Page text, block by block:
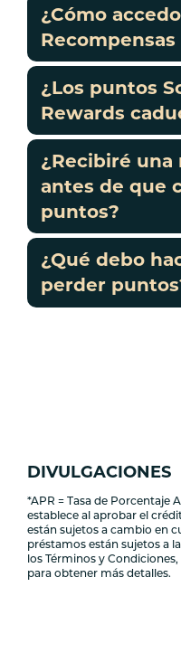
¿Cómo
Recompensas
¿Los puntos
Rewards
¿Recibiré
antes de que
puntos?
¿Qué debo
perder
DIVULGACIONES
*APR = Tasa de Porcentaje
establece al aprobar el
están sujetos a cambio en
préstamos están sujetos a
los Términos y
para obtener más detalles.